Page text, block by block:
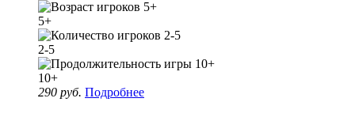
5+
2-5
10+
290 руб. Подробнее